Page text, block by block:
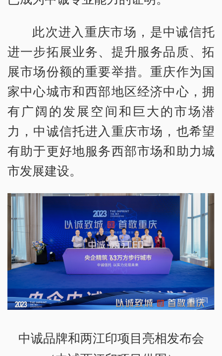
此次进入重庆市场，是中诚信托
进一步拓展业务、提升服务品质、拓
展市场份额的重要举措。重庆作为国
家中心城市和西部地区经济中心，拥
有广阔的发展空间和巨大的市场潜
力，中诚信托进入重庆市场，也希望
有助于更好地服务西部市场和助力城
市发展建设。
中诚品牌和两江印项目亮相发布会